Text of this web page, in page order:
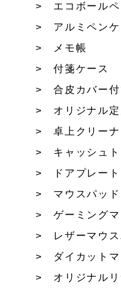
エコボールペ
アルミペン
メモ帳
付箋ケース
合皮カバー付
オリジナル定
卓上クリーナ
キャッシュト
ドアプレート
マウスパッド
ゲーミング
レザーマウ
ダイカット
オリジナル